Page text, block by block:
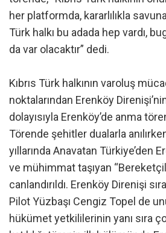
her platformda, kararlılıkla
Türk halkı bu adada hep vardı,
da var olacaktır” dedi.
Kıbrıs Türk halkının varoluş
noktalarından Erenköy
dolayısıyla Erenköy’de anma
Törende şehitler dualarla
yıllarında Anavatan Türkiye’den
ve mühimmat taşıyan
canlandırıldı. Erenköy Direnişi
Pilot Yüzbaşı Cengiz Topel de
hükümet yetkililerinin yanı sıra